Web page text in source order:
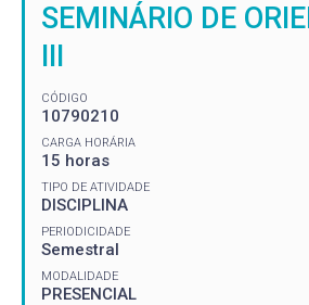
SEMINÁRIO DE
III
CÓDIGO
10790210
CARGA HORÁRIA
15 horas
TIPO DE ATIVIDADE
DISCIPLINA
PERIODICIDADE
Semestral
MODALIDADE
PRESENCIAL